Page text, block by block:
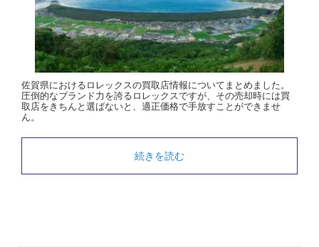
佐賀県におけるロレックスの買取店情報についてまとめました。
圧倒的なブランド力を誇るロレックスですが、その売却時には買
取店をきちんと選ばないと、適正価格で手放すことができませ
ん。
続きを読む